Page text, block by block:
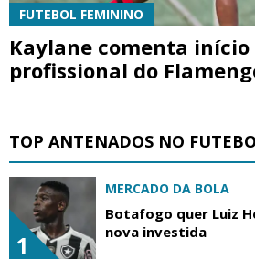
FUTEBOL FEMININO
Kaylane comenta início
profissional do
TOP ANTENADOS NO
1
MERCADO DA BOLA
Botafogo quer Luiz
nova investida